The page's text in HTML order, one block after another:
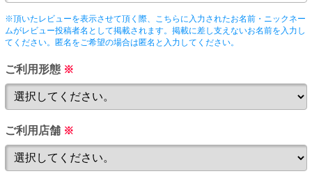
PUA'吉祥寺
PUA町田
×閉じる
※頂いたレビューを表示させて頂く際、こちらに入力されたお名前・ニックネー
ムがレビュー投稿者名として掲載されます。掲載に差し支えないお名前を入力し
てください。匿名をご希望の場合は匿名と入力してください。
ご利用形態 ※
ご利用店舗 ※